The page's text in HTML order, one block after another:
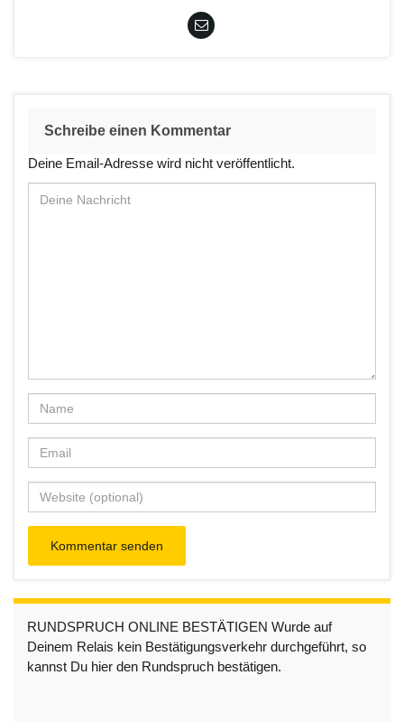
Schreibe einen Kommentar
Deine Email-Adresse wird nicht veröffentlicht.
RUNDSPRUCH ONLINE BESTÄTIGEN Wurde auf
Deinem Relais kein Bestätigungsverkehr durchgeführt, so
kannst Du hier den Rundspruch bestätigen.